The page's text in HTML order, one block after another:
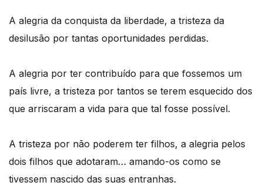
A alegria da conquista da liberdade, a tristeza da
desilusão por tantas oportunidades perdidas.
A alegria por ter contribuído para que fossemos um
país livre, a tristeza por tantos se terem esquecido dos
que arriscaram a vida para que tal fosse possível.
A tristeza por não poderem ter filhos, a alegria pelos
dois filhos que adotaram… amando-os como se
tivessem nascido das suas entranhas.